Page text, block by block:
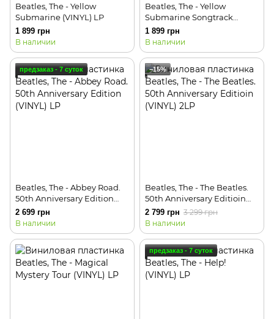
Beatles, The - Yellow
Submarine (VINYL) LP
1 899 грн
В наличии
Beatles, The - Yellow
Submarine Songtrack
(VINYL) LP
1 899 грн
В наличии
предзаказ - 7 суток
Beatles, The - Abbey Road.
50th Anniversary Edition
(VINYL) LP
2 699 грн
В наличии
−15%
Beatles, The - The Beatles.
50th Anniversary Editioin
(VINYL) 2LP
2 799 грн 3 299 грн
В наличии
предзаказ - 7 суток